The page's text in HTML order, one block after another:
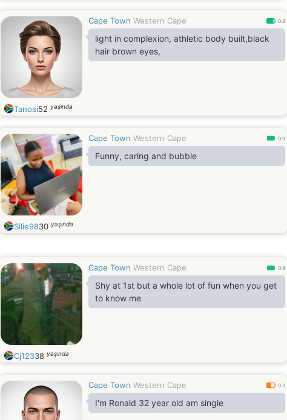
Cape Town Western Cape 0.8
light in complexion, athletic body built,black
hair brown eyes,
Tanosi52 yaşında
Cape Town Western Cape 0.9
Funny, caring and bubble
Silie9830 yaşında
Cape Town Western Cape 0.9
Shy at 1st but a whole lot of fun when you get
to know me
Cj12338 yaşında
Cape Town Western Cape 0.3
I'm Ronald 32 year old am single